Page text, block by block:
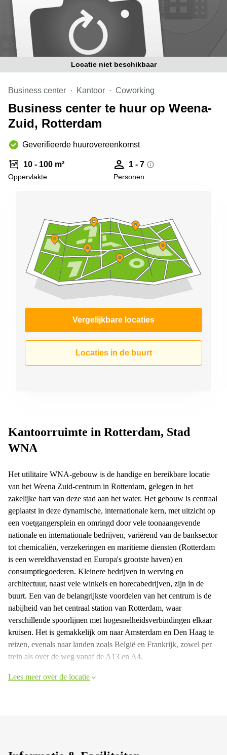
Haag
Coworking
space
Breda
Coworking
in Arnhem
Coworking
Hilversum
Coworking
space
Zwolle
Kantoor
Hengelo
Bedrijfsruimte
Huren in
Nijmegen
Locatie niet beschikbaar
Business center Kantoor Coworking
Business center te huur op Weena-
Zuid, Rotterdam
Geverifieerde huurovereenkomst
10 - 100 m²
Oppervlakte
1 - 7
Personen
Vergelijkbare locaties
Locaties in de buurt
Kantoorruimte in Rotterdam, Stad
WNA
Het utilitaire WNA-gebouw is de handige en bereikbare locatie
van het Weena Zuid-centrum in Rotterdam, gelegen in het
zakelijke hart van deze stad aan het water. Het gebouw is centraal
geplaatst in deze dynamische, internationale kern, met uitzicht op
een voetgangersplein en omringd door vele toonaangevende
nationale en internationale bedrijven, variërend van de banksector
tot chemicaliën, verzekeringen en maritieme diensten (Rotterdam
is een wereldhavenstad en Europa's grootste haven) en
consumptiegoederen. Kleinere bedrijven in werving en
architectuur, naast vele winkels en horecabedrijven, zijn in de
buurt. Een van de belangrijkste voordelen van het centrum is de
nabijheid van het centraal station van Rotterdam, waar
verschillende spoorlijnen met hogesnelheidsverbindingen elkaar
kruisen. Het is gemakkelijk om naar Amsterdam en Den Haag te
reizen, evenals naar landen zoals België en Frankrijk, zowel per
trein als over de weg vanaf de A13 en A4.
Lees meer over de locatie